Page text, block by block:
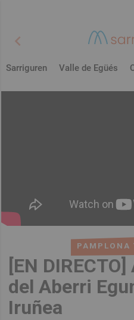
chevron_left
Sarriguren Valle de Egüés
PAMPLONA
[EN
del Aberri
Iruñea